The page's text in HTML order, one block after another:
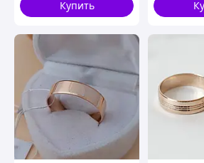
Эти позолоченные
745поз-15Ліп пара -
предпочитает
отражающие их
и признание в своих
подберите к кольцу
Кольцо выполнено из
Купить